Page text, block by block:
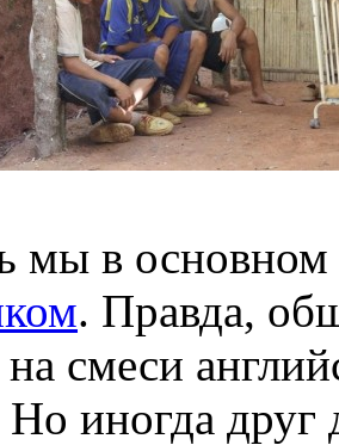
мы в
. Правда,
смеси
Но иногда